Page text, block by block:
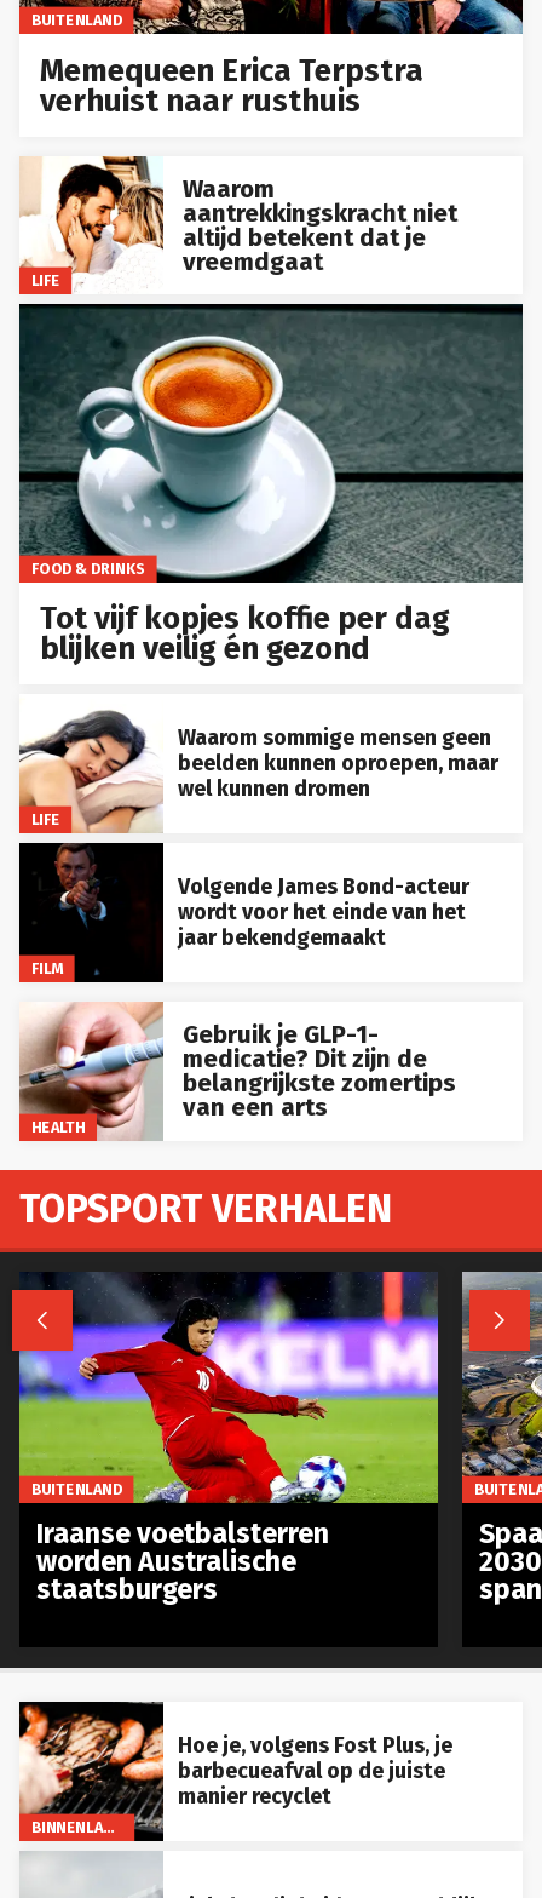
BUITENLAND
Memequeen Erica Terpstra
verhuist naar rusthuis
LIFE
Waarom
aantrekkingskracht niet
altijd betekent dat je
vreemdgaat
FOOD & DRINKS
Tot vijf kopjes koffie per dag
blijken veilig én gezond
LIFE
Waarom sommige mensen geen
beelden kunnen oproepen, maar
wel kunnen dromen
FILM
Volgende James Bond-acteur
wordt voor het einde van het
jaar bekendgemaakt
HEALTH
Gebruik je GLP-1-
medicatie? Dit zijn de
belangrijkste zomertips
van een arts
BINNENLAND
barbecueafval op de juiste
manier recyclet
TOPSPORT VERHALEN
BUITENLAND
Iraanse voetbalsterren
worden Australische
staatsburgers